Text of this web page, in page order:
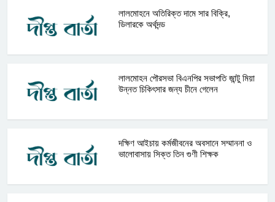
লালমোহনে অতিরিক্ত দামে সার বিক্রি,
ডিলারকে অর্থদন্ড
লালমোহন পৌরসভা বিএনপির সভাপতি জান্টু মিয়া
উন্নত চিকিৎসার জন্য চীনে গেলেন
দক্ষিণ আইচায় কর্মজীবনের অবসানে সম্মাননা ও
ভালোবাসায় সিক্ত তিন গুণী শিক্ষক